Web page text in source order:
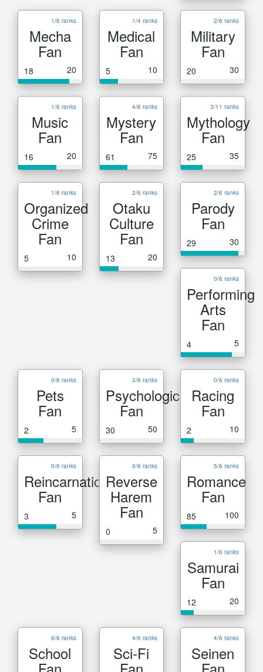
1/6 ranks
Mecha
Fan
18 20
1/4 ranks
Medical
Fan
5 10
2/6 ranks
Military
Fan
20 30
1/6 ranks
Music
Fan
16 20
4/6 ranks
Mystery
Fan
61 75
3/11 ranks
Mythology
Fan
25 35
1/6 ranks
Organized
Crime
Fan
5 10
2/6 ranks
Otaku
Culture
Fan
13 20
2/6 ranks
Parody
Fan
29 30
0/6 ranks
Performing
Arts
Fan
4 5
0/6 ranks
Pets
Fan
2 5
3/6 ranks
Psychological
Fan
30 50
0/6 ranks
Racing
Fan
2 10
0/6 ranks
Reincarnation
Fan
3 5
0/6 ranks
Reverse
Harem
Fan
0 5
5/6 ranks
Romance
Fan
85 100
1/6 ranks
Samurai
Fan
12 20
6/6 ranks
School
4/6 ranks
Sci-Fi
4/6 ranks
Seinen